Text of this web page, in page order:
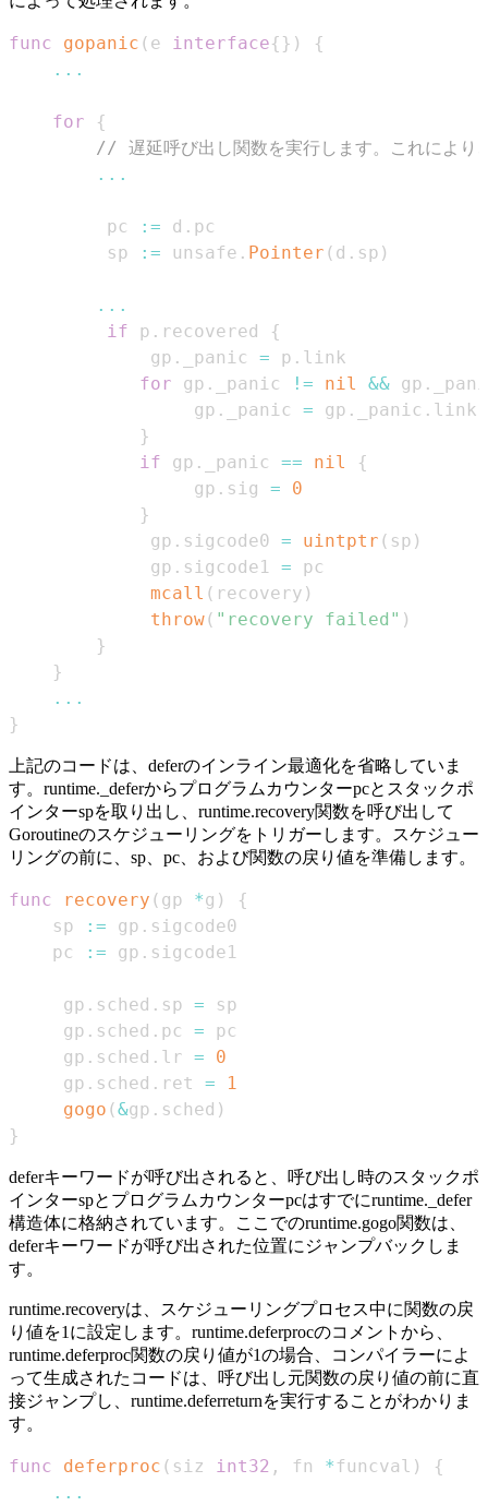
func gopanic ( e interface{ } )
{
...
for
{
// 遅延呼び出し関数を実行します。これに
...
		 pc
:= d .
		 sp
:= unsafe . Pointer ( d . sp )
...
if p . recovered
{
			 gp
. _panic = p .
for gp . _panic != nil && gp .
				 gp
. _panic = gp . _panic .
}
if gp . _panic == nil
{
				 gp
. sig =
0
}
			 gp
. sigcode0 = uintptr ( sp )
			 gp
. sigcode1 =
mcall ( recovery )
throw( "recovery failed" )
}
}
...
}
上記のコードは、deferのインライン最適化を省略していま
す。runtime._deferからプログラムカウンターpcとスタックポ
インターspを取り出し、runtime.recovery関数を呼び出して
Goroutineのスケジューリングをトリガーします。スケジュー
リングの前に、sp、pc、および関数の戻り値を準備します。
func recovery ( gp *g )
{
	sp
:= gp .
	pc
:= gp .
	 gp
. sched . sp =
	 gp
. sched . pc =
	 gp
. sched . lr =
0
	 gp
. sched . ret =
1
gogo (&gp . sched )
}
deferキーワードが呼び出されると、呼び出し時のスタックポ
インターspとプログラムカウンターpcはすでにruntime._defer
構造体に格納されています。ここでのruntime.gogo関数は、
deferキーワードが呼び出された位置にジャンプバックしま
す。
runtime.recoveryは、スケジューリングプロセス中に関数の戻
り値を1に設定します。runtime.deferprocのコメントから、
runtime.deferproc関数の戻り値が1の場合、コンパイラーによ
って生成されたコードは、呼び出し元関数の戻り値の前に直
接ジャンプし、runtime.deferreturnを実行することがわかりま
す。
func deferproc ( siz int32 , fn *funcval )
{
...